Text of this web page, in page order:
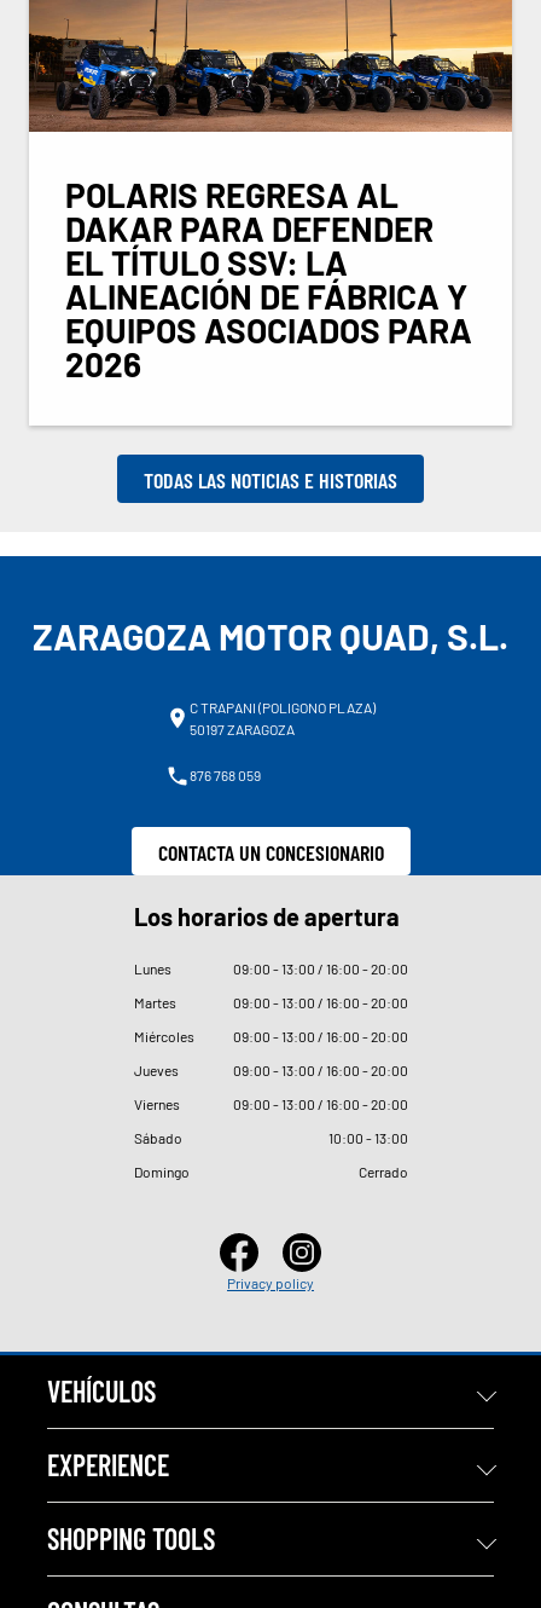
POLARIS REGRESA AL
DAKAR PARA DEFENDER
EL TÍTULO SSV: LA
ALINEACIÓN DE FÁBRICA Y
EQUIPOS ASOCIADOS PARA
2026
TODAS LAS NOTICIAS E HISTORIAS
ZARAGOZA MOTOR QUAD, S.L.
C TRAPANI (POLIGONO PLAZA)
50197 ZARAGOZA
876 768 059
CONTACTA UN CONCESIONARIO
Los horarios de apertura
Lunes 09:00 - 13:00 / 16:00 - 20:00
Martes
09:00 - 13:00 / 16:00 - 20:00
Miércoles
09:00 - 13:00 / 16:00 - 20:00
Jueves
09:00 - 13:00 / 16:00 - 20:00
Viernes
09:00 - 13:00 / 16:00 - 20:00
Sábado
10:00 - 13:00
Domingo
Cerrado
Privacy policy
VEHÍCULOS
EXPERIENCE
SHOPPING TOOLS